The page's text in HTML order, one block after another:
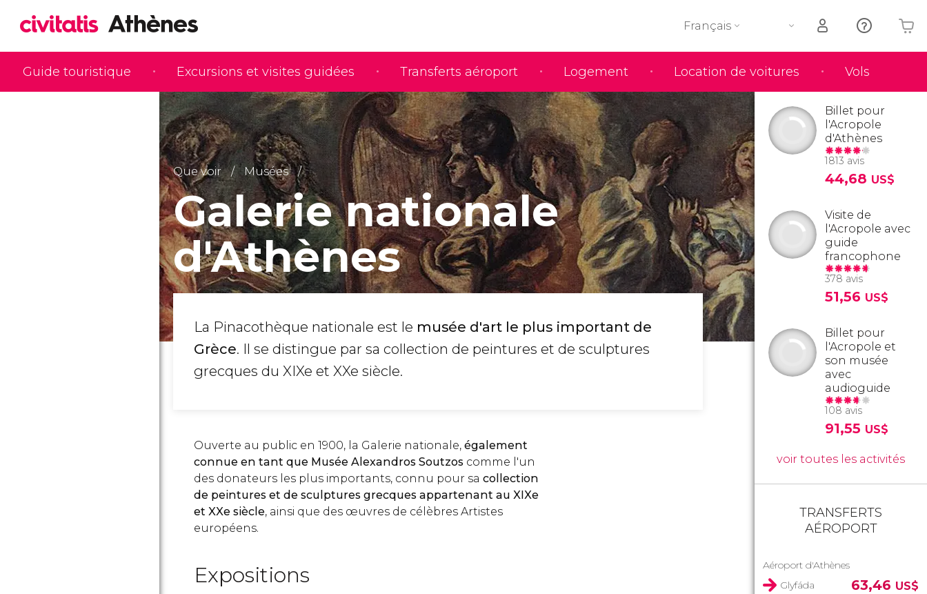
Guide touristique Excursions et visites guidées Transferts aéroport Logement Location de voitures Vols
Français
Votre panier est vide
Que voir Musées
Galerie nationale
d'Athènes
La Pinacothèque nationale est le musée d'art le plus important de
Grèce. Il se distingue par sa collection de peintures et de sculptures
grecques du XIXe et XXe siècle.
Ouverte au public en 1900, la Galerie nationale, également
connue en tant que Musée Alexandros Soutzos comme l'un
des donateurs les plus importants, connu pour sa collection
de peintures et de sculptures grecques appartenant au XIXe
et XXe siècle, ainsi que des œuvres de célèbres Artistes
européens.
Expositions
Billet pour
l'Acropole
d'Athènes
1813 avis
44,68 US$
Visite de
l'Acropole avec
guide
francophone
378 avis
51,56 US$
Billet pour
l'Acropole et
son musée
avec
audioguide
108 avis
91,55 US$
voir toutes les activités
TRANSFERTS
AÉROPORT
Aéroport d'Athènes
Glyfáda
63,46 US$